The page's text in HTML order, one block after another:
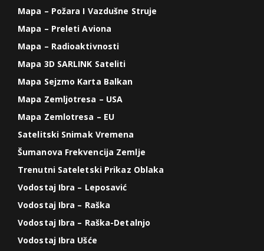
Mapa – Požara I Vazdušne Struje
Mapa – Preleti Aviona
Mapa – Radioaktivnosti
Mapa 3D SARLINK Sateliti
Mapa Sejzmo Karta Balkan
Mapa Zemljotresa – USA
Mapa Zemlotresa – EU
Satelitski Snimak Vremena
Šumanova Frekvencija Zemlje
Trenutni Sateletski Prikaz Oblaka
Vodostaj Ibra – Leposavić
Vodostaj Ibra – Raška
Vodostaj Ibra – Raška-Detalnjo
Vodostaj Ibra Ušće